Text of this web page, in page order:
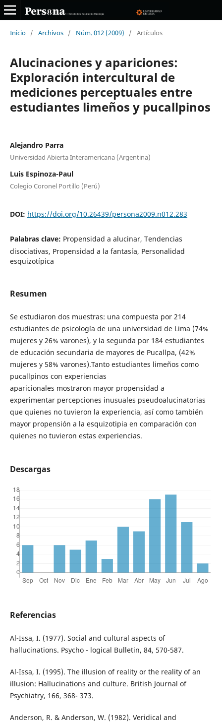
Inicio / Archivos / Núm. 012 (2009) / Artículos
Alucinaciones y apariciones:
Exploración intercultural de
mediciones perceptuales entre
estudiantes limeños y pucallpinos
Alejandro Parra
Universidad Abierta Interamericana (Argentina)
Luis Espinoza-Paul
Colegio Coronel Portillo (Perú)
DOI: https://doi.org/10.26439/persona2009.n012.283
Palabras clave: Propensidad a alucinar, Tendencias
disociativas, Propensidad a la fantasía, Personalidad
esquizotípica
Resumen
Se estudiaron dos muestras: una compuesta por 214
estudiantes de psicología de una universidad de Lima (74%
mujeres y 26% varones), y la segunda por 184 estudiantes
de educación secundaria de mayores de Pucallpa, (42%
mujeres y 58% varones).Tanto estudiantes limeños como
pucallpinos con experiencias
aparicionales mostraron mayor propensidad a
experimentar percepciones inusuales pseudoalucinatorias
que quienes no tuvieron la experiencia, así como también
mayor propensión a la esquizotipia en comparación con
quienes no tuvieron estas experiencias.
Descargas
Referencias
Al-Issa, I. (1977). Social and cultural aspects of
hallucinations. Psycho - logical Bulletin, 84, 570-587.
Al-Issa, I. (1995). The illusion of reality or the reality of an
illusion: Hallucinations and culture. British Journal of
Psychiatry, 166, 368- 373.
Anderson, R. & Anderson, W. (1982). Veridical and